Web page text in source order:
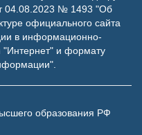
04.08.2023 № 1493 "Об
официального сайта
в информационно-
"Интернет" и формату
образования РФ